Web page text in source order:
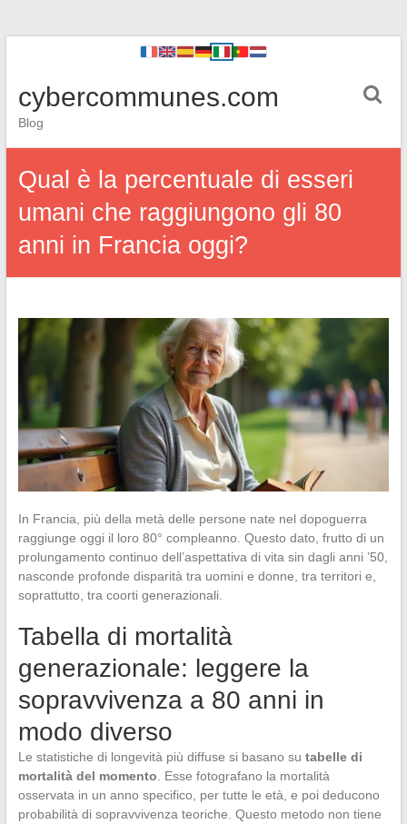
cybercommunes.com
Blog
Qual è la percentuale di esseri
umani che raggiungono gli 80
anni in Francia oggi?
In Francia, più della metà delle persone nate nel dopoguerra
raggiunge oggi il loro 80° compleanno. Questo dato, frutto di un
prolungamento continuo dell’aspettativa di vita sin dagli anni ’50,
nasconde profonde disparità tra uomini e donne, tra territori e,
soprattutto, tra coorti generazionali.
Tabella di mortalità
generazionale: leggere la
sopravvivenza a 80 anni in
modo diverso
Le statistiche di longevità più diffuse si basano su tabelle di
mortalità del momento . Esse fotografano la mortalità
osservata in un anno specifico, per tutte le età, e poi deducono
probabilità di sopravvivenza teoriche. Questo metodo non tiene